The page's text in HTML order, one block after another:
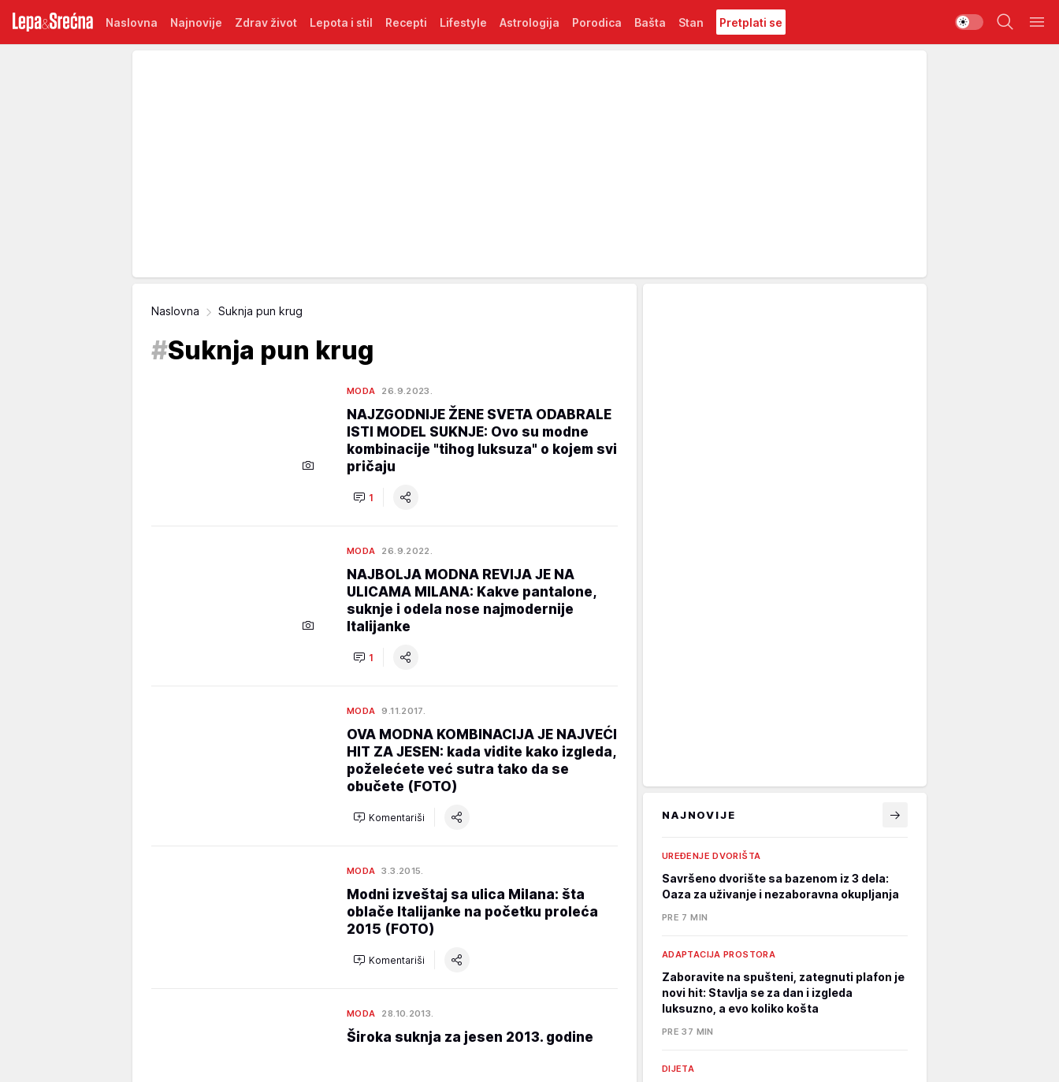
Naslovna Najnovije Zdrav život Lepota i stil Recepti Lifestyle Astrologija Porodica Bašta Stan Pretplati se
Naslovna Suknja pun krug
#Suknja pun krug
MODA 26.9.2023.
NAJZGODNIJE ŽENE SVETA ODABRALE
ISTI MODEL SUKNJE: Ovo su modne
kombinacije "tihog luksuza" o kojem svi
pričaju
1
MODA 26.9.2022.
NAJBOLJA MODNA REVIJA JE NA
ULICAMA MILANA: Kakve pantalone,
suknje i odela nose najmodernije
Italijanke
1
MODA 9.11.2017.
OVA MODNA KOMBINACIJA JE NAJVEĆI
HIT ZA JESEN: kada vidite kako izgleda,
poželećete već sutra tako da se
obučete (FOTO)
Komentariši
MODA 3.3.2015.
Modni izveštaj sa ulica Milana: šta
oblače Italijanke na početku proleća
2015 (FOTO)
Komentariši
MODA 28.10.2013.
Široka suknja za jesen 2013. godine
NAJNOVIJE
UREĐENJE DVORIŠTA
Savršeno dvorište sa bazenom iz 3 dela:
Oaza za uživanje i nezaboravna okupljanja
PRE 7 MIN
ADAPTACIJA PROSTORA
Zaboravite na spušteni, zategnuti plafon je
novi hit: Stavlja se za dan i izgleda
luksuzno, a evo koliko košta
PRE 37 MIN
DIJETA